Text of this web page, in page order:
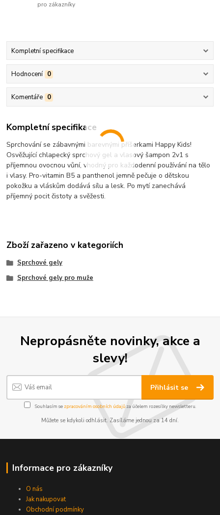
pro zákazníky
Kompletní specifikace
Hodnocení 0
Komentáře 0
Kompletní specifikace
Sprchování se zábavnými barevnými příšerkami Happy Kids!
Osvěžující chlapecký sprchový gel a vlasový šampon 2v1 s
příjemnou ovocnou vůní, vhodný pro každodenní používání na tělo
i vlasy. Pro-vitamin B5 a panthenol jemně pečuje o dětskou
pokožku a vláskům dodává sílu a lesk. Po mytí zanechává
příjemný pocit čistoty a svěžesti.
Zboží zařazeno v kategoriích
Sprchové gely
Sprchové gely pro muže
Nepropásněte novinky, akce a
slevy!
Přihlásit se
Souhlasím se zpracováním osobních údajůza účelem rozesílky newsletteru.
Můžete se kdykoli odhlásit. Zasíláme jednou za 14 dní.
Informace pro zákazníky
O nás
Jak nakupovat
Obchodní podmínky